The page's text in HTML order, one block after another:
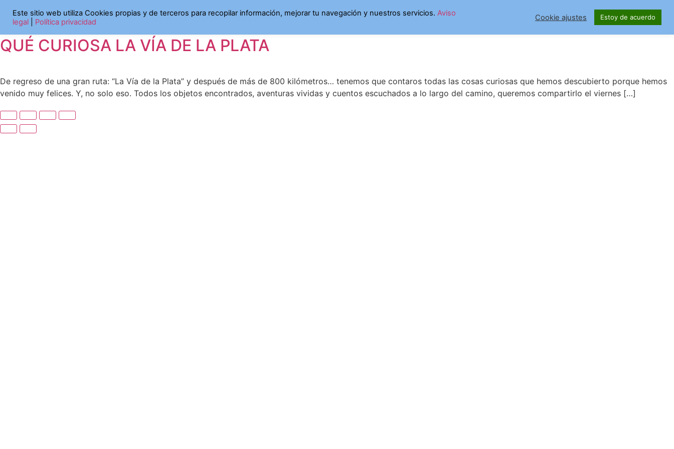
Saltar
contenido
Etiqueta:Museo de la industria chacinera guijuelo
QUÉ CURIOSA LA VÍA DE LA PLATA
De regreso de una gran ruta: “La Vía de la Plata” y después de más de 800 kilómetros… tenemos que contaros todas las cosas curiosas que hemos descubierto porque hemos
venido muy felices. Y, no solo eso. Todos los objetos encontrados, aventuras vividas y cuentos escuchados a lo largo del camino, queremos compartirlo el viernes […]
Este sitio web utiliza Cookies propias y de terceros para recopilar información, mejorar tu navegación y nuestros servicios. Aviso
legal
Política privacidad Cookie ajustes Estoy de acuerdo